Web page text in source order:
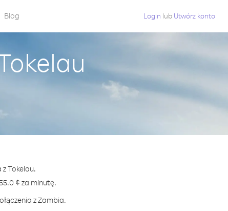
Blog Login lub Utwórz konto
Tokelau.
¢ za minutę.
z Zambia.